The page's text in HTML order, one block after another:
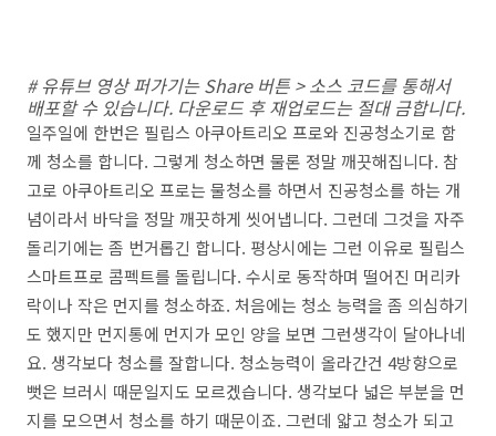
# 유튜브 영상 퍼가기는 Share 버튼 > 소스 코드를 통해서
배포할 수 있습니다. 다운로드 후 재업로드는 절대 금합니다.
일주일에 한번은 필립스 아쿠아트리오 프로와 진공청소기로 함
께 청소를 합니다. 그렇게 청소하면 물론 정말 깨끗해집니다. 참
고로 아쿠아트리오 프로는 물청소를 하면서 진공청소를 하는 개
념이라서 바닥을 정말 깨끗하게 씻어냅니다. 그런데 그것을 자주
돌리기에는 좀 번거롭긴 합니다. 평상시에는 그런 이유로 필립스
스마트프로 콤펙트를 돌립니다. 수시로 동작하며 떨어진 머리카
락이나 작은 먼지를 청소하죠. 처음에는 청소 능력을 좀 의심하기
도 했지만 먼지통에 먼지가 모인 양을 보면 그런생각이 달아나네
요. 생각보다 청소를 잘합니다. 청소능력이 올라간건 4방향으로
뻣은 브러시 때문일지도 모르겠습니다. 생각보다 넓은 부분을 먼
지를 모으면서 청소를 하기 때문이죠. 그런데 얇고 청소가 되고